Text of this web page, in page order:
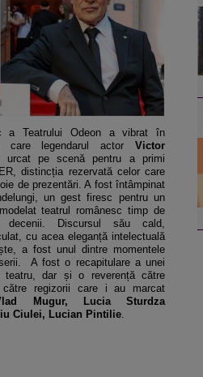
a Teatrului Odeon a vibrat în
care legendarul actor Victor
urcat pe scenă pentru a primi
distincția rezervată celor care
de prezentări. A fost întâmpinat
un gest firesc pentru un
teatrul românesc timp de
decenii. Discursul său cald,
cu acea eleganță intelectuală
a fost unul dintre momentele
A fost o recapitulare a unei
dar și o reverență către
către regizorii care i au marcat
Mugur, Lucia Sturdza
Ciulei, Lucian Pintilie.